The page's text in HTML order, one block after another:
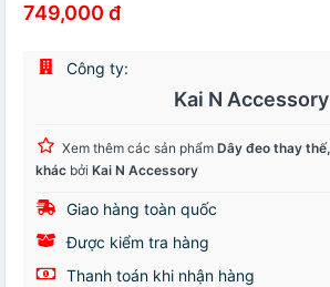
749,000 đ
Công ty:
Kai N Accessory
Xem thêm các sản phẩm Dây đeo thay
khác bởi Kai N Accessory
Giao hàng toàn quốc
Được kiểm tra hàng
Thanh toán khi nhận hàng